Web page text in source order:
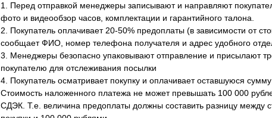
1. Перед отправкой менеджеры записывают и направляют
фото и видеообзор часов, комплектации и гарантийного талона.
2. Покупатель оплачивает 20-50% предоплаты (в зависимости от
сообщает ФИО, номер телефона получателя и адрес удобного
3. Менеджеры безопасно упаковывают отправление и присылают
покупателю для отслеживания посылки
4. Покупатель осматривает покупку и оплачивает оставшуюся
Стоимость наложенного платежа не может превышать 100 000
СДЭК. Т.е. величина предоплаты должны составить разницу между